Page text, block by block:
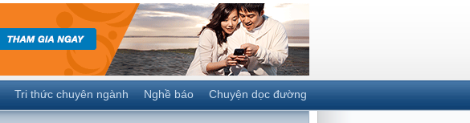
Tri thức chuyên ngành Nghề báo Chuyện dọc đường